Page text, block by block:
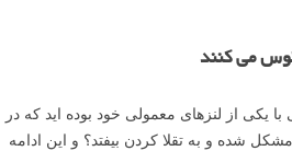
می کنند
یکی از لنزهای معمولی خود بوده اید که در
شده و به تقلا کردن بیفتد؟ و این ادامه